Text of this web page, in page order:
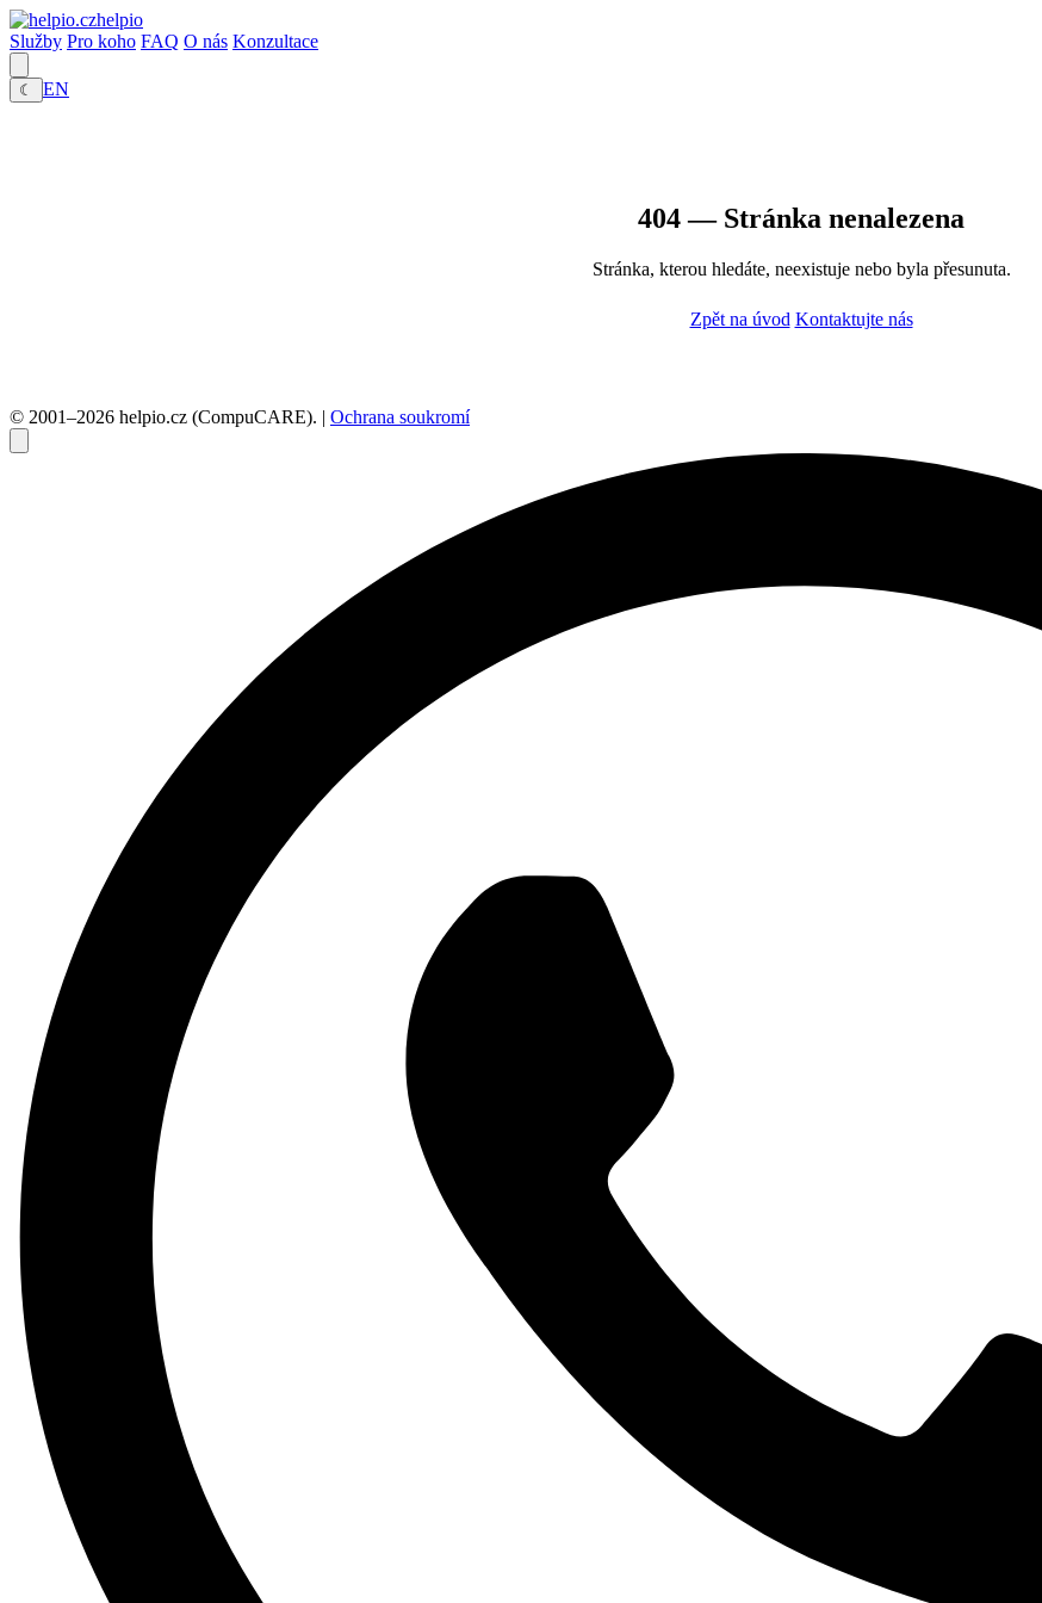
helpio
Služby Pro koho FAQ O nás Konzultace
☾ EN
404 — Stránka nenalezena
Stránka, kterou hledáte, neexistuje nebo byla přesunuta.
Zpět na úvod Kontaktujte nás
© 2001–2026 helpio.cz (CompuCARE). | Ochrana soukromí